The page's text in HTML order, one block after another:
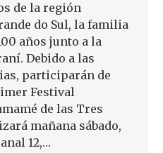
de la región
do Sul, la familia
años junto a la
Debido a las
participarán de
Festival
de las Tres
mañana sábado,
12,…